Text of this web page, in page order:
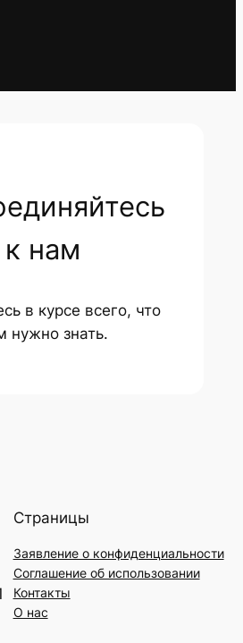
к нам
в курсе всего, что
нужно знать.
Страницы
Заявление о конфиденциальности
Соглашение об использовании
Контакты
О нас